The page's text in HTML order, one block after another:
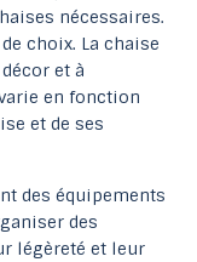
nécessaires.
choix. La chaise
et à
en fonction
et de ses
des équipements
des
légèreté et leur